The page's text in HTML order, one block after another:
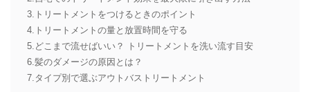
トリートメントをつけるときのポイント
トリートメントの量と放置時間を守る
どこまで流せばいい？ トリートメントを洗い流す目安
髪のダメージの原因とは？
タイプ別で選ぶアウトバストリートメント